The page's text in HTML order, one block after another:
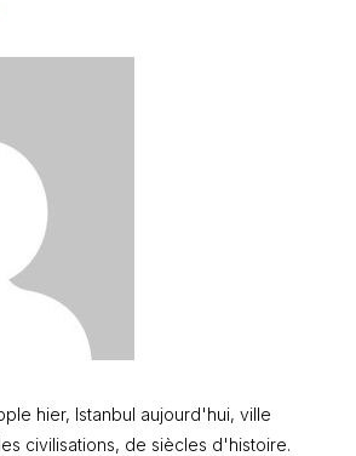
hier, Istanbul aujourd'hui, ville
civilisations, de siècles d'histoire.